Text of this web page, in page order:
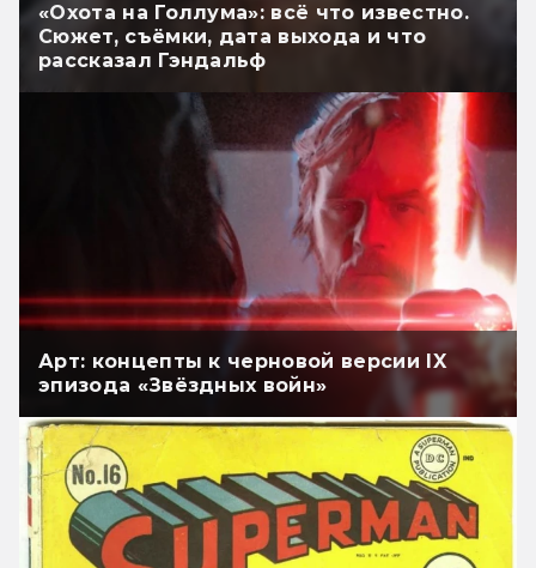
«Охота на Голлума»: всё что известно.
Сюжет, съёмки, дата выхода и что
рассказал Гэндальф
Арт: концепты к черновой версии IX
эпизода «Звёздных войн»